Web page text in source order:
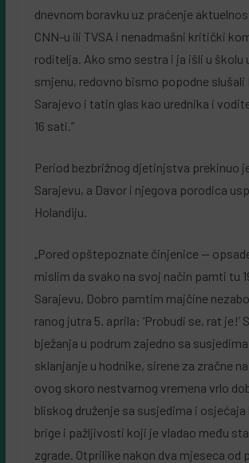
dnevnom boravku uz praćenje
CNN-u ili TVSA i nenadmašni kritički
roditelja. Ako smo sestra i ja išli u školu
smjenu, redovno bismo popodne slušali
Sarajevo i tatin glas kao urednika i
16 sati.”
Period bezbrižnog djetinjstva prekinuo
Sarajevu, a Davor i njegova porodica
Holandiju.
„Pored opštepoznate činjenice —
mislim da svako na svoj način pamti tu
Sarajevu. Dobro pamtim majčine
ranog jutra 5. aprila: ‘Probudi se, rat je!’
bježanja u podrum zajedno sa
sklanjanje u hodnike, sirene za zračne
ovog skoro nestvarnog vremena vrlo
bliskog druženje sa susjedima i
brige i pažljivosti koji je vladao među
zgrade. Otprilike nakon dva mjeseca od